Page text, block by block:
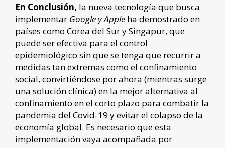
En Conclusión, la nueva tecnología que busca
implementar Google y Apple ha demostrado en
países como Corea del Sur y Singapur, que
puede ser efectiva para el control
epidemiológico sin que se tenga que recurrir a
medidas tan extremas como el confinamiento
social, convirtiéndose por ahora (mientras surge
una solución clínica) en la mejor alternativa al
confinamiento en el corto plazo para combatir la
pandemia del Covid-19 y evitar el colapso de la
economía global. Es necesario que esta
implementación vaya acompañada por